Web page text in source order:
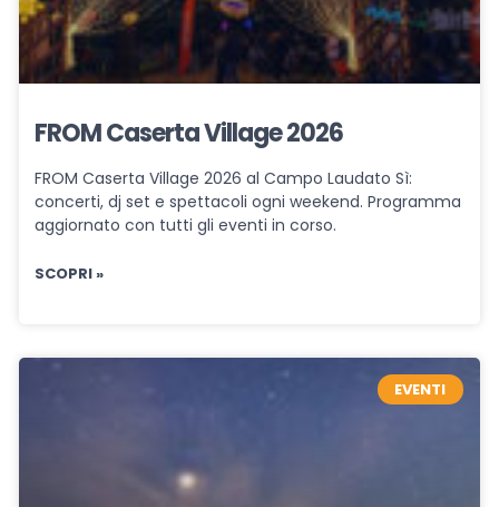
FROM Caserta Village 2026
FROM Caserta Village 2026 al Campo Laudato Sì:
concerti, dj set e spettacoli ogni weekend. Programma
aggiornato con tutti gli eventi in corso.
SCOPRI »
EVENTI